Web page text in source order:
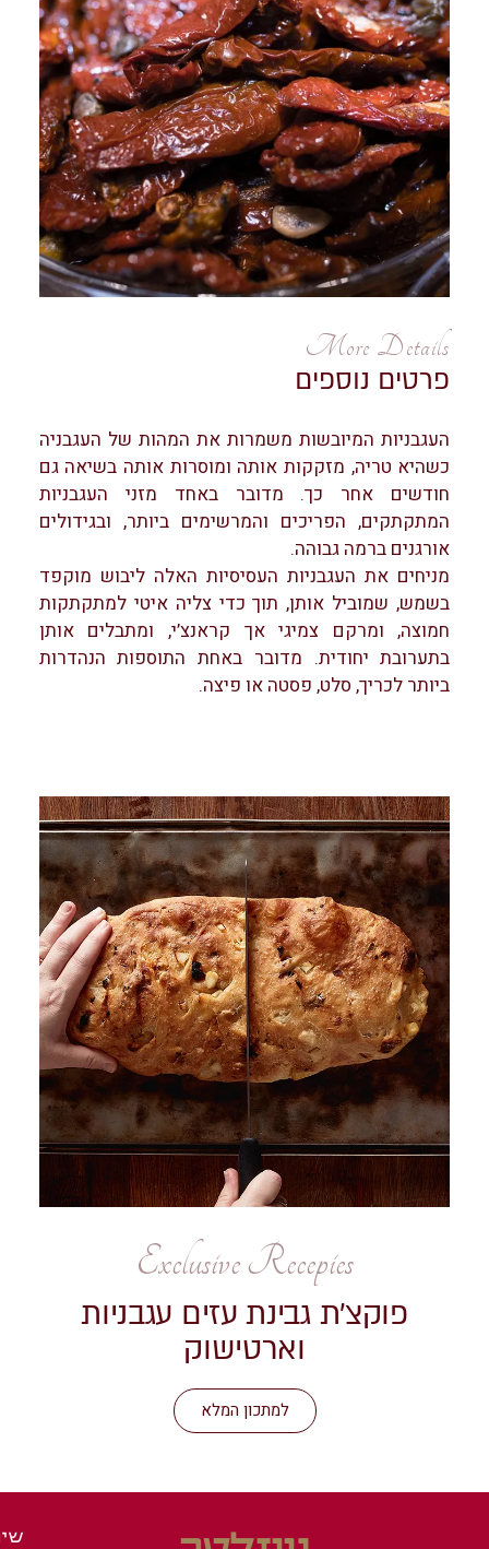
More Details
פרטים נוספים
העגבניות המיובשות משמרות את המהות של העגבניה
כשהיא טריה, מזקקות אותה ומוסרות אותה בשיאה גם
חודשים אחר כך. מדובר באחד מזני העגבניות
המתקתקים, הפריכים והמרשימים ביותר, ובגידולים
אורגנים ברמה גבוהה.
מניחים את העגבניות העסיסיות האלה ליבוש מוקפד
בשמש, שמוביל אותן, תוך כדי צליה איטי למתקתקות
חמוצה, ומרקם צמיגי אך קראנצ’י, ומתבלים אותן
בתערובת יחודית. מדובר באחת התוספות הנהדרות
ביותר לכריך, סלט, פסטה או פיצה.
Exclusive Recepies
פוקצ׳ת גבינת עזים עגבניות
וארטישוק
למתכון המלא